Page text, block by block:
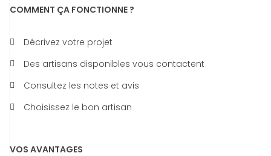
COMMENT ÇA FONCTIONNE ?
Décrivez votre projet
Des artisans disponibles vous contactent
Consultez les notes et avis
Choisissez le bon artisan
VOS AVANTAGES